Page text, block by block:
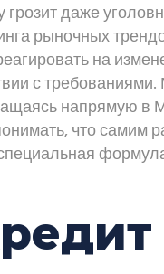
даже
рыночных
на
с
напрямую
что самим